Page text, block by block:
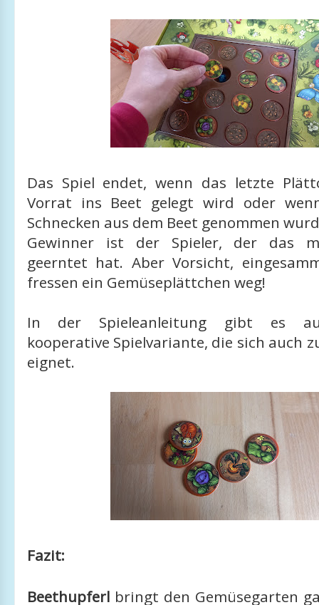
Das Spiel endet, wenn das letzte
Vorrat ins Beet gelegt wird oder
Schnecken aus dem Beet genommen
Gewinner ist der Spieler, der das
geerntet hat. Aber Vorsicht,
fressen ein Gemüseplättchen weg!
In der Spieleanleitung gibt es
kooperative Spielvariante, die sich auch
eignet.
Fazit:
Beethupferlbringt den Gemüsegarten